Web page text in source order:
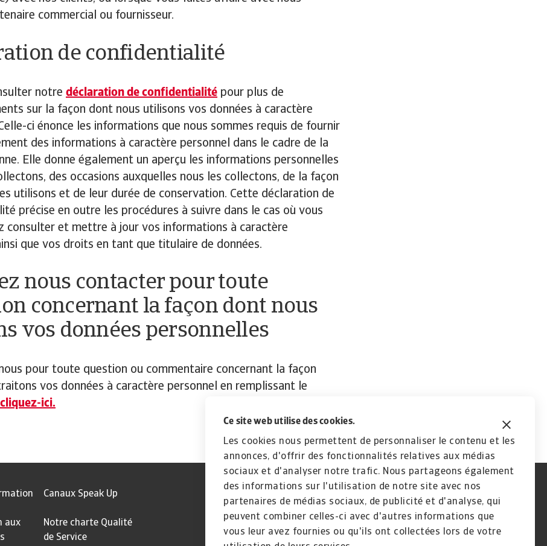
Ce site web utilise des cookies.
Les cookies nous permettent de personnaliser le contenu et les
annonces, d'offrir des fonctionnalités relatives aux médias
sociaux et d'analyser notre trafic. Nous partageons également
des informations sur l'utilisation de notre site avec nos
partenaires de médias sociaux, de publicité et d'analyse, qui
peuvent combiner celles-ci avec d'autres informations que
vous leur avez fournies ou qu'ils ont collectées lors de votre
commercial ou fournisseur.
de confidentialité
notre déclaration de confidentialité pour plus de
sur la façon dont nous utilisons vos données à caractère
ci énonce les informations que nous sommes requis de fournir
des informations à caractère personnel dans le cadre de la
Elle donne également un aperçu les informations personnelles
des occasions auxquelles nous les collectons, de la façon
utilisons et de leur durée de conservation. Cette déclaration de
précise en outre les procédures à suivre dans le cas où vous
consulter et mettre à jour vos informations à caractère
que vos droits en tant que titulaire de données.
nous contacter pour toute
concernant la façon dont nous
vos données personnelles
pour toute question ou commentaire concernant la façon
vos données à caractère personnel en remplissant le
cliquez-ici.
Canaux Speak Up
aux
Notre charte Qualité
de Service